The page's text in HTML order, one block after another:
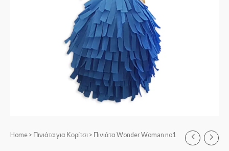
Home > Πινιάτα για Κορίτσι > Πινιάτα Wonder Woman no1